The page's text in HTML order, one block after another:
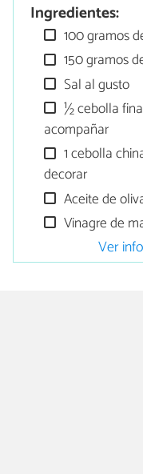
Ingredientes:
100 gramos
150 gramos
Sal al gusto
½ cebolla
acompañar
1 cebolla
decorar
Aceite de
Vinagre de
Ver